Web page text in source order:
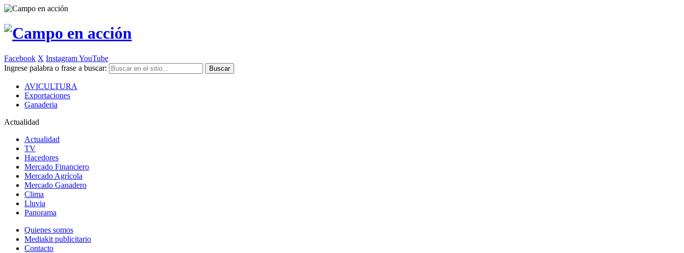
Facebook X InstagramYouTube
Ingrese palabra o frase a buscar:
AVICULTURA
Exportaciones
Ganaderia
Actualidad
Actualidad
TV
Hacedores
Mercado Financiero
Mercado Agrícola
Mercado Ganadero
Clima
Lluvia
Panorama
Quienes somos
Mediakit publicitario
Contacto